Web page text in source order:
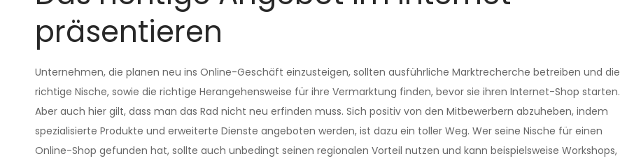
präsentieren
Unternehmen, die planen neu ins Online-Geschäft einzusteigen, sollten ausführliche Marktrecherche betreiben und die
richtige Nische, sowie die richtige Herangehensweise für ihre Vermarktung finden, bevor sie ihren Internet-Shop starten.
Aber auch hier gilt, dass man das Rad nicht neu erfinden muss. Sich positiv von den Mitbewerbern abzuheben, indem
spezialisierte Produkte und erweiterte Dienste angeboten werden, ist dazu ein toller Weg. Wer seine Nische für einen
Online-Shop gefunden hat, sollte auch unbedingt seinen regionalen Vorteil nutzen und kann beispielsweise Workshops,